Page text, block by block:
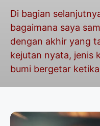
Di bagian
bagaimana saya
dengan akhir yang
kejutan nyata, jenis
bumi bergetar